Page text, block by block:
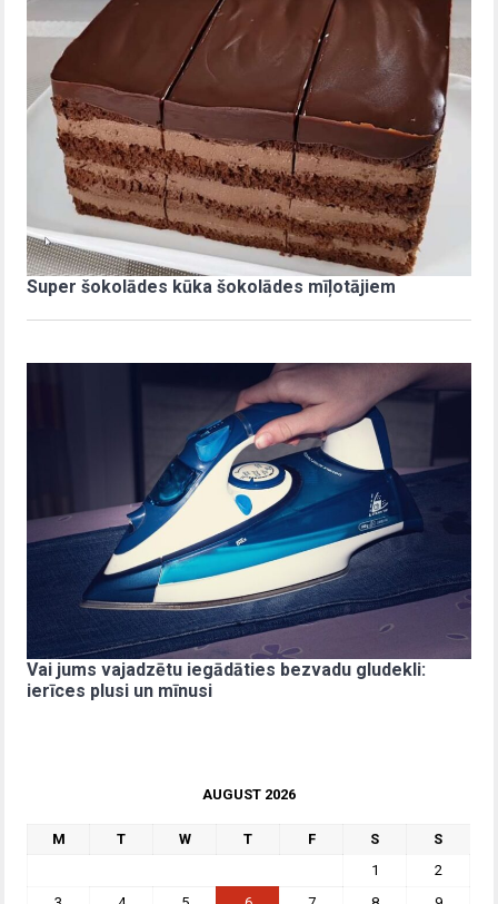
Super šokolādes kūka šokolādes mīļotājiem
Vai jums vajadzētu iegādāties bezvadu gludekli:
ierīces plusi un mīnusi
AUGUST 2026
M T W T F S
S
1
2